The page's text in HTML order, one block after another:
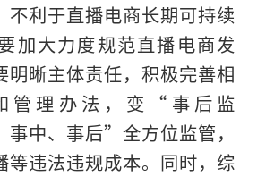
不利于直播电商长期可持续
加大力度规范直播电商发
明晰主体责任，积极完善相
管理办法，变“事后监
中、事后”全方位监管，
等违法违规成本。同时，综